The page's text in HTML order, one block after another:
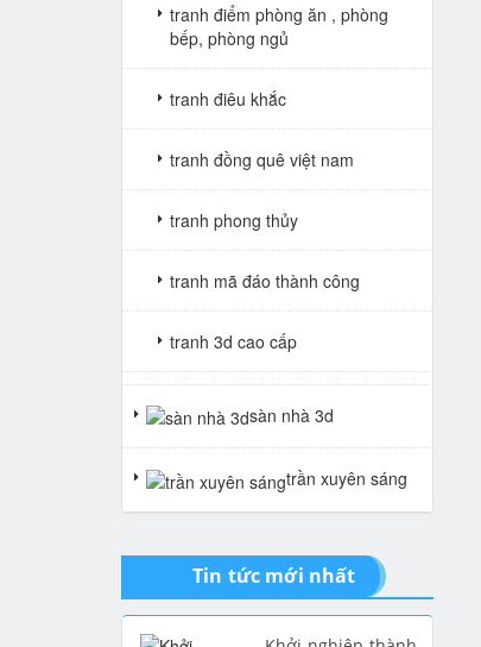
tranh điểm phòng ăn , phòng
bếp, phòng ngủ
tranh điêu khắc
tranh đồng quê việt nam
tranh phong thủy
tranh mã đáo thành công
tranh 3d cao cấp
gió
tranh giả ngọc
sàn nhà 3d
trần xuyên sáng
Tin tức mới nhất